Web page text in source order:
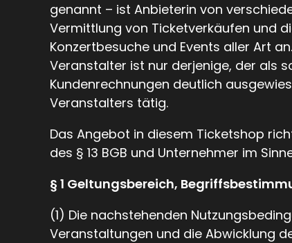
genannt – ist Anbieterin von
Vermittlung von Ticketverkäufen und
Konzertbesuche und Events aller Art
Veranstalter ist nur derjenige, der als
Kundenrechnungen deutlich
Veranstalters tätig.
Das Angebot in diesem Ticketshop
des § 13 BGB und Unternehmer im
§ 1 Geltungsbereich,
(1) Die nachstehenden
Veranstaltungen und die Abwicklung